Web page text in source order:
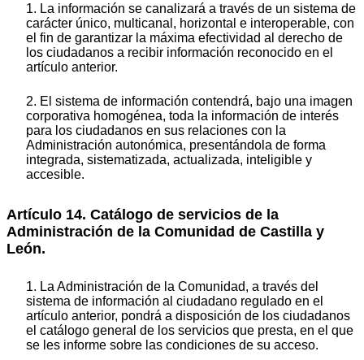
1. La información se canalizará a través de un sistema de
carácter único, multicanal, horizontal e interoperable, con
el fin de garantizar la máxima efectividad al derecho de
los ciudadanos a recibir información reconocido en el
artículo anterior.
2. El sistema de información contendrá, bajo una imagen
corporativa homogénea, toda la información de interés
para los ciudadanos en sus relaciones con la
Administración autonómica, presentándola de forma
integrada, sistematizada, actualizada, inteligible y
accesible.
Artículo 14. Catálogo de servicios de la
Administración de la Comunidad de Castilla y
León.
1. La Administración de la Comunidad, a través del
sistema de información al ciudadano regulado en el
artículo anterior, pondrá a disposición de los ciudadanos
el catálogo general de los servicios que presta, en el que
se les informe sobre las condiciones de su acceso.